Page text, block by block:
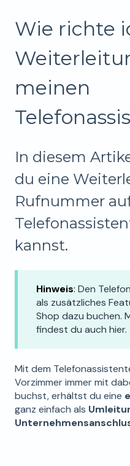
Wie richte
meinen
In diesem
du eine
Rufnummer
kannst.
Hinweis: Den
als zusätzliches
Shop dazu buchen.
findest du auch hier.
Mit dem
Vorzimmer immer mit
buchst, erhältst du eine
ganz einfach als